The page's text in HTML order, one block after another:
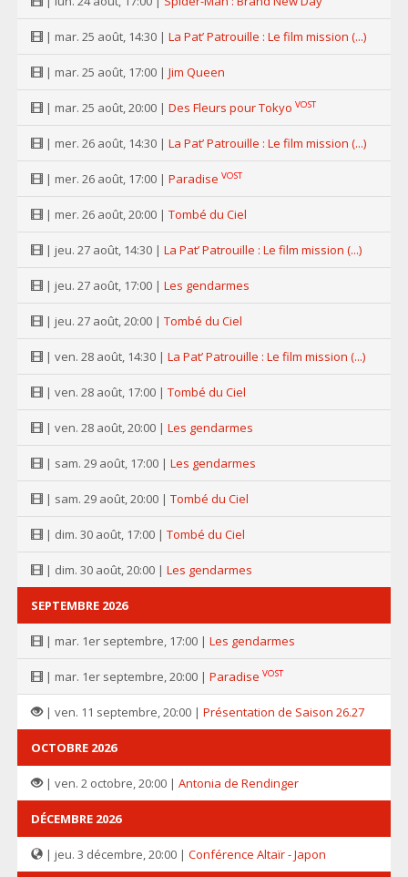
| mar. 25 août, 14:30 | La Pat’ Patrouille : Le film mission (...)
| mar. 25 août, 17:00 | Jim Queen
| mar. 25 août, 20:00 | Des Fleurs pour Tokyo VOST
| mer. 26 août, 14:30 | La Pat’ Patrouille : Le film mission (...)
| mer. 26 août, 17:00 | Paradise VOST
| mer. 26 août, 20:00 | Tombé du Ciel
| jeu. 27 août, 14:30 | La Pat’ Patrouille : Le film mission (...)
| jeu. 27 août, 17:00 | Les gendarmes
| jeu. 27 août, 20:00 | Tombé du Ciel
| ven. 28 août, 14:30 | La Pat’ Patrouille : Le film mission (...)
| ven. 28 août, 17:00 | Tombé du Ciel
| ven. 28 août, 20:00 | Les gendarmes
| sam. 29 août, 17:00 | Les gendarmes
| sam. 29 août, 20:00 | Tombé du Ciel
| dim. 30 août, 17:00 | Tombé du Ciel
| dim. 30 août, 20:00 | Les gendarmes
SEPTEMBRE 2026
| mar. 1er septembre, 17:00 | Les gendarmes
| mar. 1er septembre, 20:00 | Paradise VOST
| ven. 11 septembre, 20:00 | Présentation de Saison 26.27
OCTOBRE 2026
| ven. 2 octobre, 20:00 | Antonia de Rendinger
DÉCEMBRE 2026
| jeu. 3 décembre, 20:00 | Conférence Altaïr - Japon